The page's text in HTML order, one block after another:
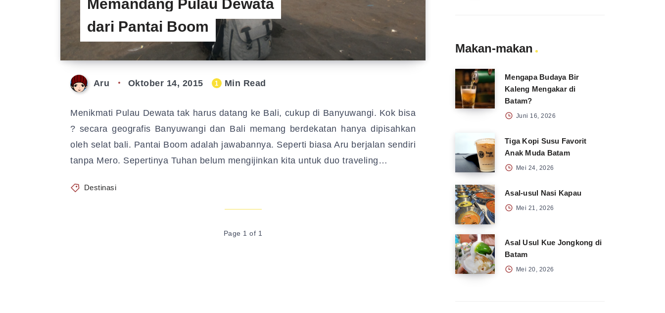
Memandang Pulau Dewata
dari Pantai Boom
Aru Oktober 14, 2015 1 Min Read
Menikmati Pulau Dewata tak harus datang ke Bali, cukup di Banyuwangi. Kok bisa
? secara geografis Banyuwangi dan Bali memang berdekatan hanya dipisahkan
oleh selat bali. Pantai Boom adalah jawabannya. Seperti biasa Aru berjalan sendiri
tanpa Mero. Sepertinya Tuhan belum mengijinkan kita untuk duo traveling…
Destinasi
Page 1 of 1
Makan-makan
Mengapa Budaya Bir
Kaleng Mengakar di
Batam?
Juni 16, 2026
Tiga Kopi Susu Favorit
Anak Muda Batam
Mei 24, 2026
Asal-usul Nasi Kapau
Mei 21, 2026
Asal Usul Kue Jongkong di
Batam
Mei 20, 2026